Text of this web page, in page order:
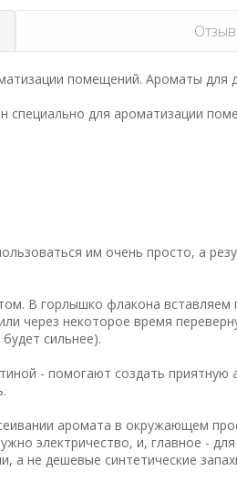
помещений. Ароматы
специально для ароматизации
им очень просто, а
В горлышко флакона вставляем
через некоторое время
сильнее).
- помогают создать приятную
аромата в окружающем
электричество, и, главное -
а не дешевые синтетические